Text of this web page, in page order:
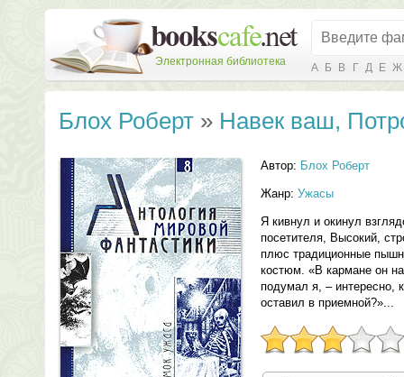
Электронная библиотека А Б В Г Д Е Ж
Блох Роберт » Навек ваш,
Автор: Блох Роберт
Жанр: Ужасы
Я кивнул и окинул
посетителя, Высокий,
плюс традиционные
костюм. «В кармане он
подумал я, – интересно,
оставил в приемной?»...